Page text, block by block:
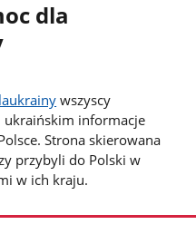
dla
wszyscy
ukraińskim informacje
Strona skierowana
przybyli do Polski w
w ich kraju.